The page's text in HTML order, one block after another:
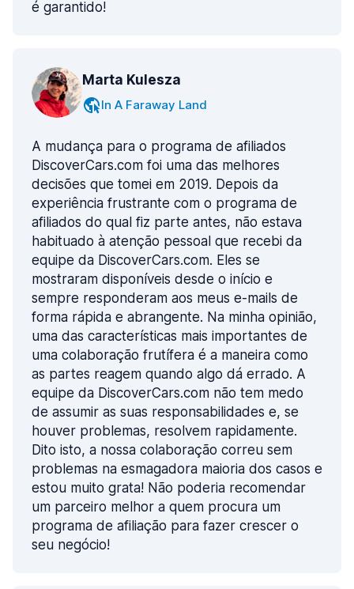
é garantido!
Marta Kulesza
In A Faraway Land
A mudança para o programa de afiliados
DiscoverCars.com foi uma das melhores
decisões que tomei em 2019. Depois da
experiência frustrante com o programa de
afiliados do qual fiz parte antes, não estava
habituado à atenção pessoal que recebi da
equipe da DiscoverCars.com. Eles se
mostraram disponíveis desde o início e
sempre responderam aos meus e-mails de
forma rápida e abrangente. Na minha opinião,
uma das características mais importantes de
uma colaboração frutífera é a maneira como
as partes reagem quando algo dá errado. A
equipe da DiscoverCars.com não tem medo
de assumir as suas responsabilidades e, se
houver problemas, resolvem rapidamente.
Dito isto, a nossa colaboração correu sem
problemas na esmagadora maioria dos casos e
estou muito grata! Não poderia recomendar
um parceiro melhor a quem procura um
programa de afiliação para fazer crescer o
seu negócio!